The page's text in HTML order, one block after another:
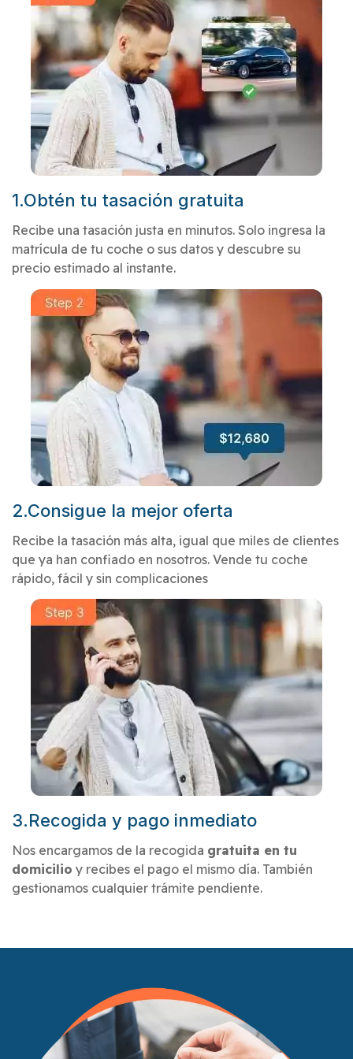
1.Obtén tu tasación gratuita
Recibe una tasación justa en minutos. Solo ingresa la
matrícula de tu coche o sus datos y descubre su
precio estimado al instante.
2.Consigue la mejor oferta
Recibe la tasación más alta, igual que miles de clientes
que ya han confiado en nosotros. Vende tu coche
rápido, fácil y sin complicaciones
3.Recogida y pago inmediato
Nos encargamos de la recogida gratuita en tu
domicilio y recibes el pago el mismo día. También
gestionamos cualquier trámite pendiente.